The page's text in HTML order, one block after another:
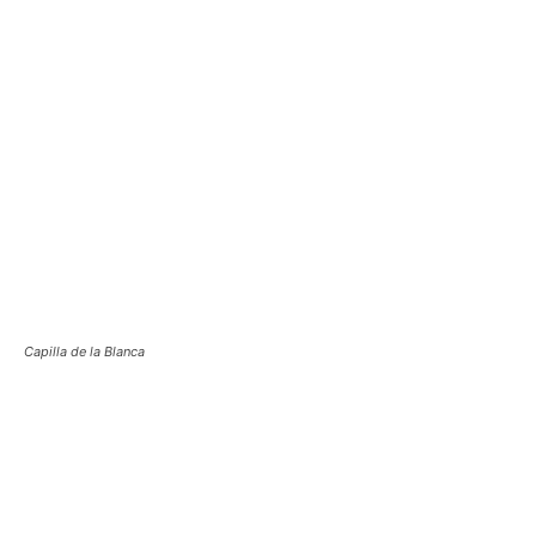
Capilla de la Blanca